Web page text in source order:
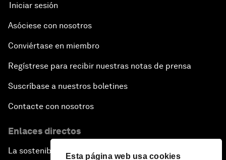
Esta página web usa cookies
Iniciar sesión
Asóciese con nosotros
Conviértase en miembro
Regístrese para recibir nuestras notas de prensa
Suscríbase a nuestros boletines
Contacte con nosotros
Enlaces directos
La sostenibilidad en el Foro